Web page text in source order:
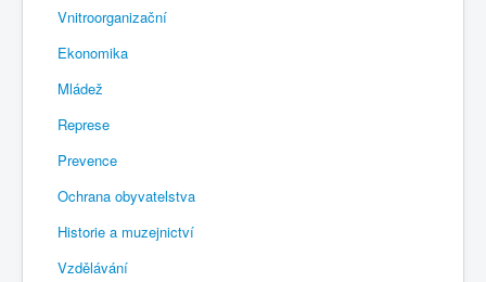
Vnitroorganizační
Ekonomika
Mládež
Represe
Prevence
Ochrana obyvatelstva
Historie a muzejnictví
Vzdělávání